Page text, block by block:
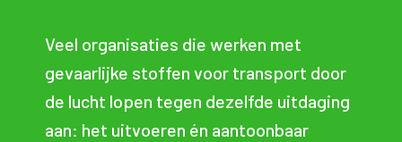
organisaties die werken met
stoffen voor transport door
lucht lopen tegen dezelfde uitdaging
het uitvoeren én aantoonbaar